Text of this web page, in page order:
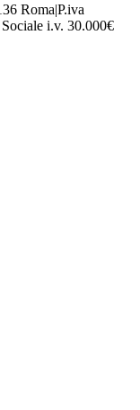
Roma|P.iva
i.v. 30.000€